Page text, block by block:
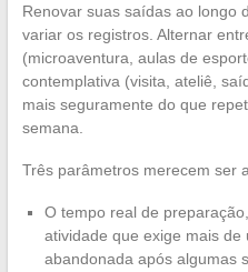
Renovar suas saídas ao longo
variar os registros. Alternar
(microaventura, aulas de
contemplativa (visita, ateliê,
mais seguramente do que
semana.
Três parâmetros merecem ser
O tempo real de
atividade que exige mais
abandonada após algumas